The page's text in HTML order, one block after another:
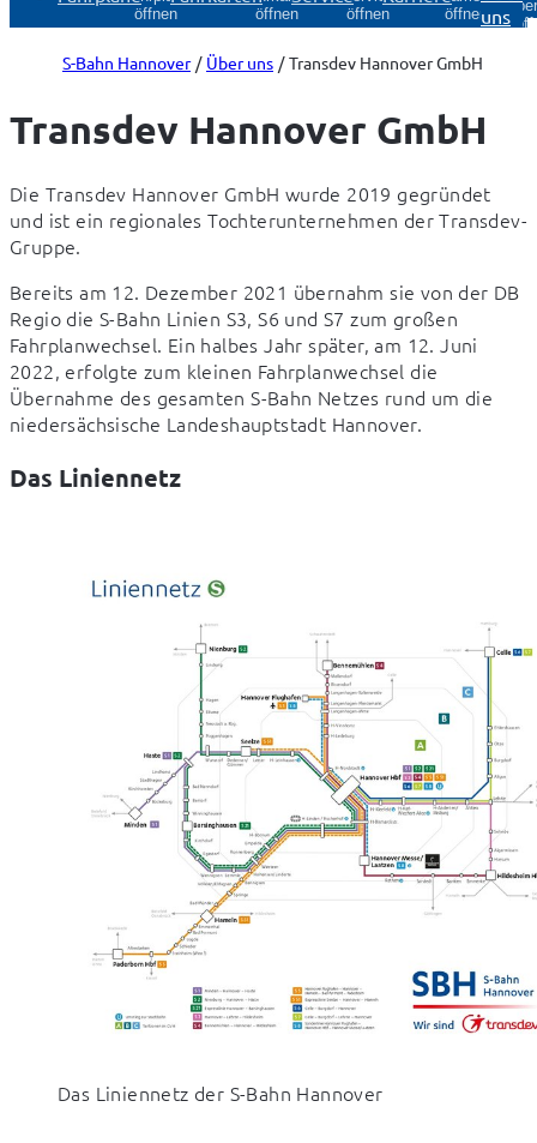
öffnen
öffnen
öffnen
öffnenuns
S-Bahn Hannover Über uns Transdev Hannover GmbH
Transdev Hannover GmbH
Die Transdev Hannover GmbH wurde 2019 gegründet
und ist ein regionales Tochterunternehmen der Transdev-
Gruppe.
Bereits am 12. Dezember 2021 übernahm sie von der DB
Regio die S-Bahn Linien S3, S6 und S7 zum großen
Fahrplanwechsel. Ein halbes Jahr später, am 12. Juni
2022, erfolgte zum kleinen Fahrplanwechsel die
Übernahme des gesamten S-Bahn Netzes rund um die
niedersächsische Landeshauptstadt Hannover.
Das Liniennetz
Das Liniennetz der S-Bahn Hannover